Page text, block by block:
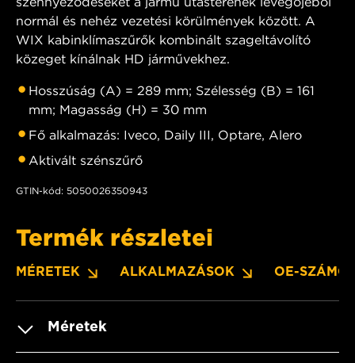
normál és nehéz vezetési körülmények között. A
WIX kabinklímaszűrők kombinált szageltávolító
közeget kínálnak HD járművekhez.
Hosszúság (A) = 289 mm; Szélesség (B) = 161
mm; Magasság (H) = 30 mm
Fő alkalmazás: Iveco, Daily III, Optare, Alero
Aktivált szénszűrő
GTIN-kód: 5050026350943
Termék részletei
MÉRETEK ALKALMAZÁSOK OE-
Méretek